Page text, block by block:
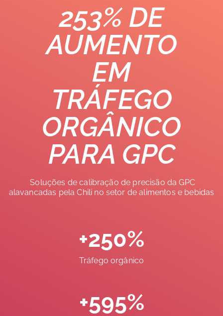
253% DE
AUMENTO
EM
TRÁFEGO
ORGÂNICO
PARA GPC
Soluções de calibração de precisão da GPC
alavancadas pela Chili no setor de alimentos e bebidas
+250%
Tráfego orgânico
+595%